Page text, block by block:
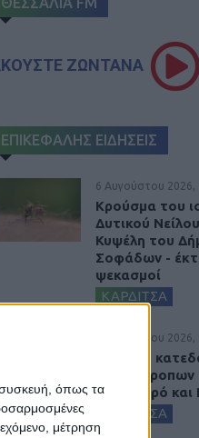
συσκευή, όπως τα
μέτρηση
ΖΩΝΤΑΝΑ
ΕΠΙΚΕΦΑΛΗΣ ΕΙΔΗΣΕΙΣ
6 Αυγούστου 2026,
Κρούσμα του
Δυτικού
Κυψέλη του
Σοφάδων -
ψεκασμοί
ΚΑΡΔΙΤΣΑ
6 Αυγούστου 2026,
Ξεκινά η
ετοιμόρροπων
Αγναντερό και
ΚΑΡΔΙΤΣΑ